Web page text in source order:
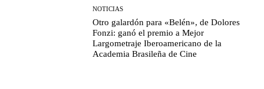
NOTICIAS
Otro galardón para «Belén», de Dolores
Fonzi: ganó el premio a Mejor
Largometraje Iberoamericano de la
Academia Brasileña de Cine